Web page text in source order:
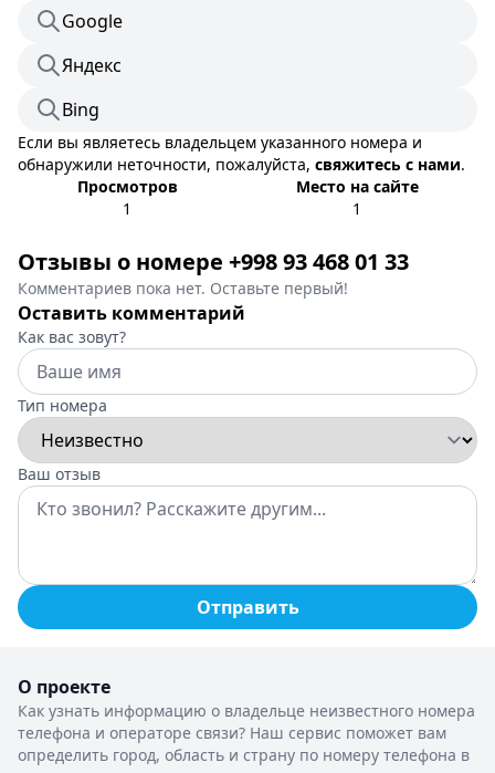
Google
Яндекс
Bing
Если вы являетесь владельцем указанного номера и
обнаружили неточности, пожалуйста, свяжитесь с нами.
Просмотров
1
Место на сайте
1
Отзывы о номере +998 93 468 01 33
Комментариев пока нет. Оставьте первый!
Оставить комментарий
Как вас зовут?
Тип номера
Ваш отзыв
Отправить
О проекте
Как узнать информацию о владельце неизвестного номера
телефона и операторе связи? Наш сервис поможет вам
определить город, область и страну по номеру телефона в